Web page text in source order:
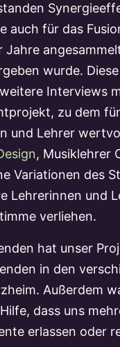
auch für das
Jahre
wurde.
Interviews
zu dem
und Lehrer
, Musiklehrer
Variationen des
Lehrerinnen und
verliehen.
hat unser
in den
Außerdem
dass uns
erlassen oder